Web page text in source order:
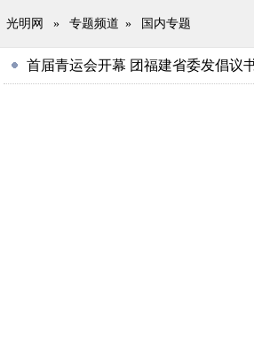
光明网 » 专题频道 » 国内专题
首届青运会开幕 团福建省委发倡议